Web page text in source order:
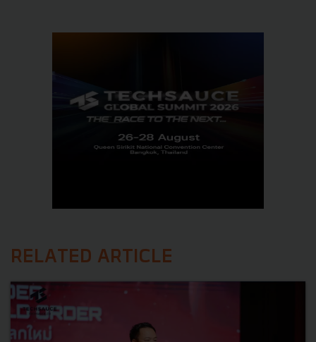
RELATED ARTICLE